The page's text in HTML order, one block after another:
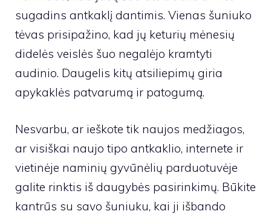
sugadins antkaklį dantimis. Vienas šuniuko
tėvas prisipažino, kad jų keturių mėnesių
didelės veislės šuo negalėjo kramtyti
audinio. Daugelis kitų atsiliepimų giria
apykaklės patvarumą ir patogumą.
Nesvarbu, ar ieškote tik naujos medžiagos,
ar visiškai naujo tipo antkaklio, internete ir
vietinėje naminių gyvūnėlių parduotuvėje
galite rinktis iš daugybės pasirinkimų. Būkite
kantrūs su savo šuniuku, kai ji išbando